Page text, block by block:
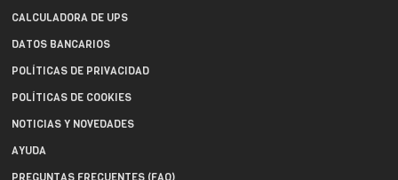
CALCULADORA DE UPS
DATOS BANCARIOS
POLÍTICAS DE PRIVACIDAD
POLÍTICAS DE COOKIES
NOTICIAS Y NOVEDADES
AYUDA